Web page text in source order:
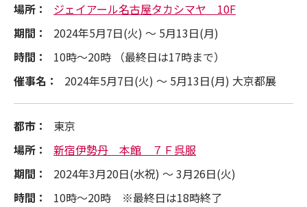
場所：
ジェイアール名古屋タカシマヤ 10F
期間：
2024年5月7日(火) ～ 5月13日(月)
時間：
10時～20時 （最終日は17時まで）
催事名：
2024年5月7日(火) ～ 5月13日(月) 大京都展
都市：
東京
場所：
新宿伊勢丹 本館 ７Ｆ呉服
期間：
2024年3月20日(水祝) ～ 3月26日(火)
時間：
10時～20時 ※最終日は18時終了